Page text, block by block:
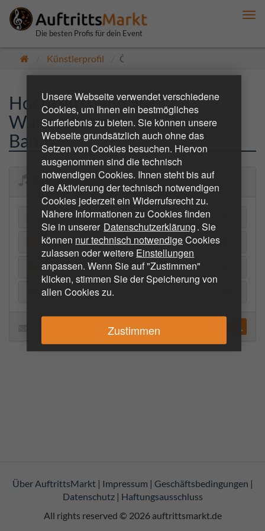
Unsere Webseite verwendet verschiedene
Cookies, um Ihnen ein bestmögliches
Surferlebnis zu bieten. Sie können unsere
Webseite grundsätzlich auch ohne das
Setzen von Cookies besuchen. Hiervon
ausgenommen sind die technisch
notwendigen Cookies. Ihnen steht bis auf
die Aktivierung der technisch notwendigen
Cookies jederzeit ein Widerrufsrecht zu.
Nähere Informationen zu Cookies finden
Sie in unserer Datenschutzerklärung. Sie
können nur technisch notwendigeCookies
zulassen oder weitere Einstellungen
anpassen. Wenn Sie auf "Zustimmen"
klicken, stimmen Sie der Speicherung von
allen Cookies zu.
Zustimmen
Die besten Profis für dein Event
Künstlerprofil Öffentlich
Hochzeitsband aus
Waltershausen: MAD - Die
Band
MAD - Die Band
Beschreibung
Repertoire
Referenzen
Kundenmeinungen
Über AuftrittsMarkt| Impressum | Geschäftsbedingungen |
Datenschutz| Haftungsausschluss
All rights reserved © 2026 auftrittsmarkt.de